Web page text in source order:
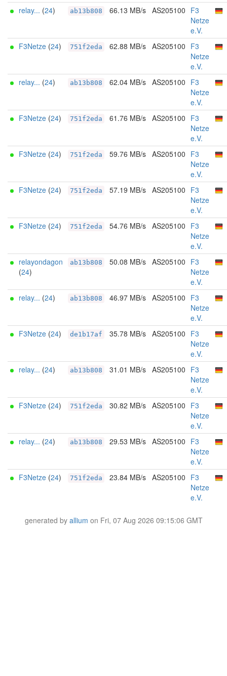
relay... (24) ab13b808 66.13 MB/s AS205100 F3
Netze
e.V.
F3Netze (24) 751f2eda 62.88 MB/s AS205100 F3
Netze
e.V.
relay... (24) ab13b808 62.04 MB/s AS205100 F3
Netze
e.V.
F3Netze (24) 751f2eda 61.76 MB/s AS205100 F3
Netze
e.V.
F3Netze (24) 751f2eda 59.76 MB/s AS205100 F3
Netze
e.V.
F3Netze (24) 751f2eda 57.19 MB/s AS205100 F3
Netze
e.V.
F3Netze (24) 751f2eda 54.76 MB/s AS205100 F3
Netze
e.V.
relayondagon
(24)
ab13b808 50.08 MB/s AS205100 F3
Netze
e.V.
relay... (24) ab13b808 46.97 MB/s AS205100 F3
Netze
e.V.
F3Netze (24) de1b17af 35.78 MB/s AS205100 F3
Netze
e.V.
relay... (24) ab13b808 31.01 MB/s AS205100 F3
Netze
e.V.
F3Netze (24) 751f2eda 30.82 MB/s AS205100 F3
Netze
e.V.
relay... (24) ab13b808 29.53 MB/s AS205100 F3
Netze
e.V.
F3Netze (24) 751f2eda 23.84 MB/s AS205100 F3
Netze
e.V.
generated by allium on Fri, 07 Aug 2026 09:15:06 GMT